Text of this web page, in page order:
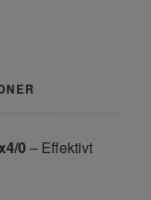
0– Effektivt